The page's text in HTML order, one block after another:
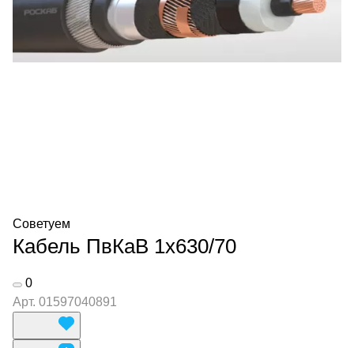
Советуем
Кабель ПвКаВ 1х630/70
0
Арт. 01597040891